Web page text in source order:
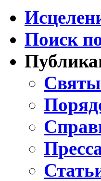
Поиск